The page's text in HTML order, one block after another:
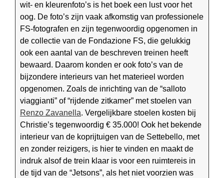
wit- en kleurenfoto’s is het boek een lust voor het
oog. De foto’s zijn vaak afkomstig van professionele
FS-fotografen en zijn tegenwoordig opgenomen in
de collectie van de Fondazione FS, die gelukkig
ook een aantal van de beschreven treinen heeft
bewaard. Daarom konden er ook foto’s van de
bijzondere interieurs van het materieel worden
opgenomen. Zoals de inrichting van de “salloto
viaggianti” of “rijdende zitkamer” met stoelen van
Renzo Zavanella. Vergelijkbare stoelen kosten bij
Christie’s tegenwoordig € 35.000! Ook het bekende
interieur van de kop­rijtuigen van de Settebello, met
en zonder reizigers, is hier te vinden en maakt de
indruk alsof de trein klaar is voor een ruimtereis in
de tijd van de “Jetsons”, als het niet voorzien was